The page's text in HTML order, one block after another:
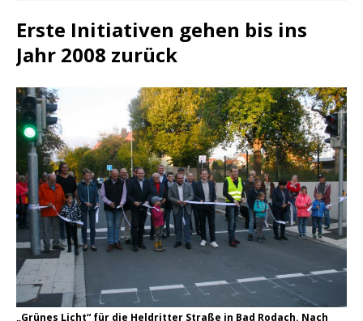
Erste Initiativen gehen bis ins
Jahr 2008 zurück
„Grünes Licht“ für die Heldritter Straße in Bad Rodach. Nach